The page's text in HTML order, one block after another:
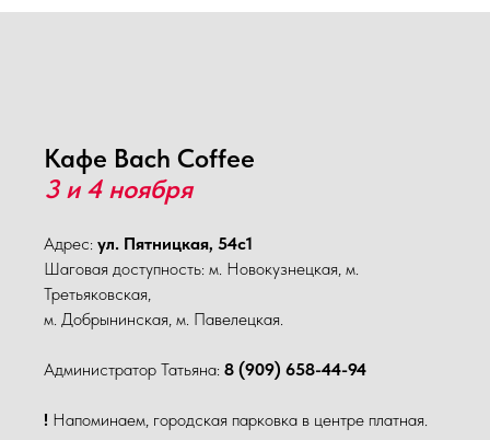
Кафе Bach Coffee
3 и 4 ноября
Адрес: ул. Пятницкая, 54с1
Шаговая доступность: м. Новокузнецкая, м.
Третьяковская,
м. Добрынинская, м. Павелецкая.
Администратор Татьяна: 8 (909) 658-44-94
! Напоминаем, городская парковка в центре платная.